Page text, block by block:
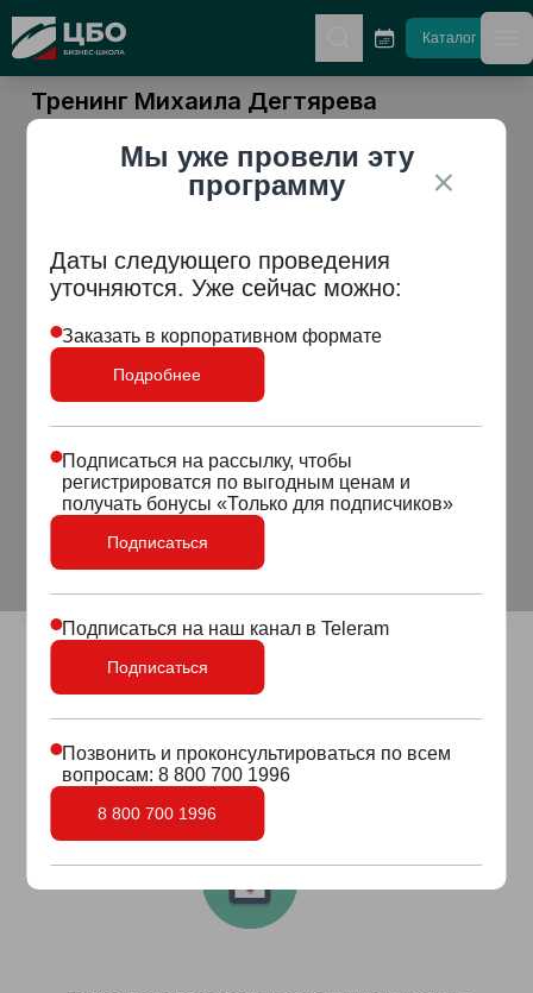
Мы уже провели эту
программу
Даты следующего проведения
уточняются. Уже сейчас можно:
Заказать в корпоративном формате
Подробнее
Подписаться на рассылку, чтобы
регистрироватся по выгодным ценам и
получать бонусы «Только для подписчиков»
Подписаться
Подписаться на наш канал в Teleram
Подписаться
Позвонить и проконсультироваться по всем
вопросам: 8 800 700 1996
8 800 700 1996
CBO Каталог
Тренинг Михаила Дегтярева
МУЖЧИНА И
ЖЕНЩИНА
рациональные
технологии
НЕрациональных
коммуникаций
8-10 Марта 2023 г.
Участвовать
3 особенности